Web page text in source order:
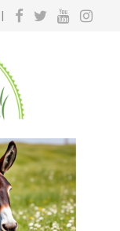
|